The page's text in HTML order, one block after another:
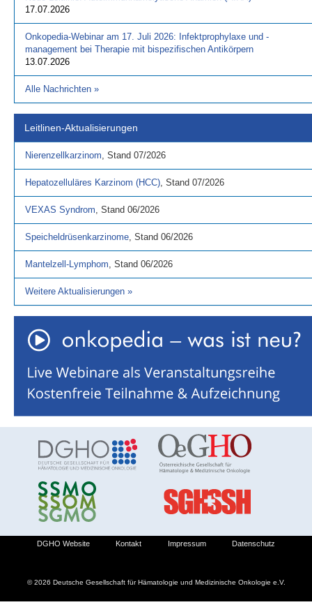
17.07.2026
Onkopedia-Webinar am 17. Juli 2026: Infektprophylaxe und -
management bei Therapie mit bispezifischen Antikörpern
13.07.2026
Alle Nachrichten »
Leitlinen-Aktualisierungen
Nierenzellkarzinom, Stand 07/2026
Hepatozelluläres Karzinom (HCC), Stand 07/2026
VEXAS Syndrom, Stand 06/2026
Speicheldrüsenkarzinome, Stand 06/2026
Mantelzell-Lymphom, Stand 06/2026
Weitere Aktualisierungen »
© 2026 Deutsche Gesellschaft für Hämatologie und Medizinische Onkologie e.V.
DGHO Website Kontakt Impressum Datenschutz